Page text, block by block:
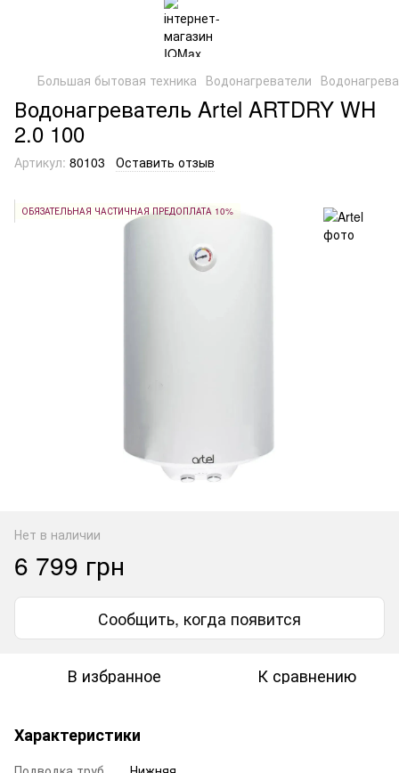
Большая бытовая техника Водонагреватели
Водонагреватель Artel ARTDRY WH
2.0 100
Артикул: 80103 Оставить отзыв
ОБЯЗАТЕЛЬНАЯ ЧАСТИЧНАЯ ПРЕДОПЛАТА 10%
Нет в наличии
6 799 грн
Сообщить, когда появится
В избранное К сравнению
Характеристики